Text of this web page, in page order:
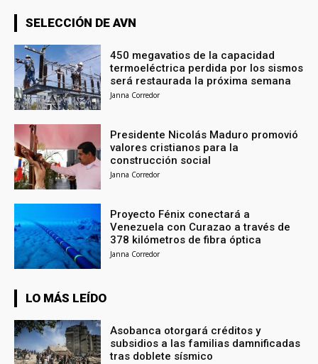
SELECCIÓN DE AVN
450 megavatios de la capacidad
termoeléctrica perdida por los sismos
será restaurada la próxima semana
Janna Corredor
Presidente Nicolás Maduro promovió
valores cristianos para la
construcción social
Janna Corredor
Proyecto Fénix conectará a
Venezuela con Curazao a través de
378 kilómetros de fibra óptica
Janna Corredor
LO MÁS LEÍDO
Asobanca otorgará créditos y
subsidios a las familias damnificadas
tras doblete sísmico